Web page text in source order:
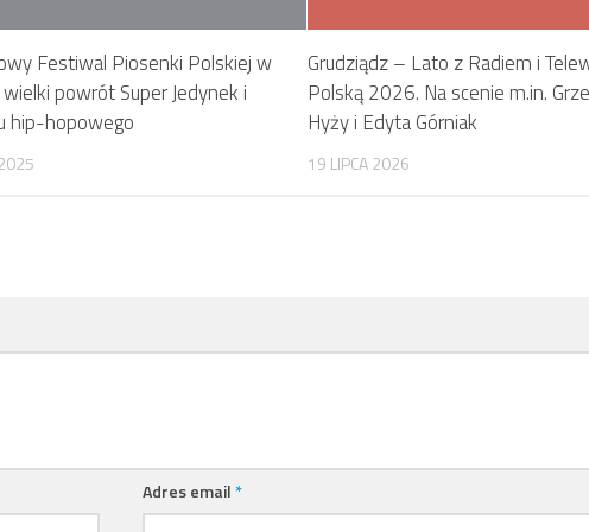
Festiwal Piosenki Polskiej w
powrót Super Jedynek i
hip-hopowego
Grudziądz – Lato z Radiem i
Polską 2026. Na scenie m.in.
Hyży i Edyta Górniak
19 LIPCA 2026
Adres email*